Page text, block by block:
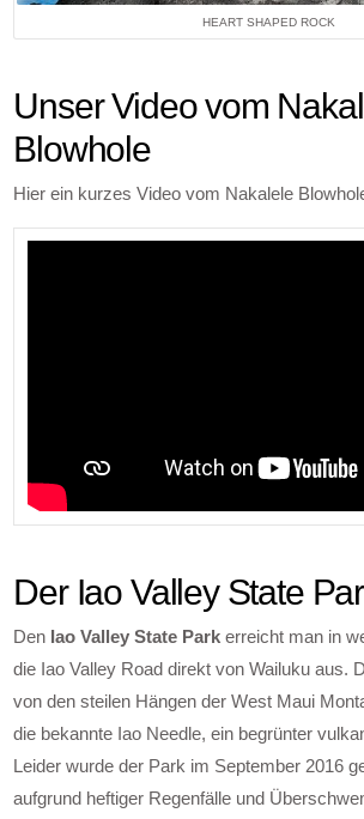
HEART SHAPED ROCK
Unser Video vom
Blowhole
Hier ein kurzes Video vom Nakalele
Der Iao Valley State
Den Iao Valley State Park erreicht man in
die Iao Valley Road direkt von Wailuku aus.
von den steilen Hängen der West Maui
die bekannte Iao Needle, ein begrünter
Leider wurde der Park im September 2016
aufgrund heftiger Regenfälle und